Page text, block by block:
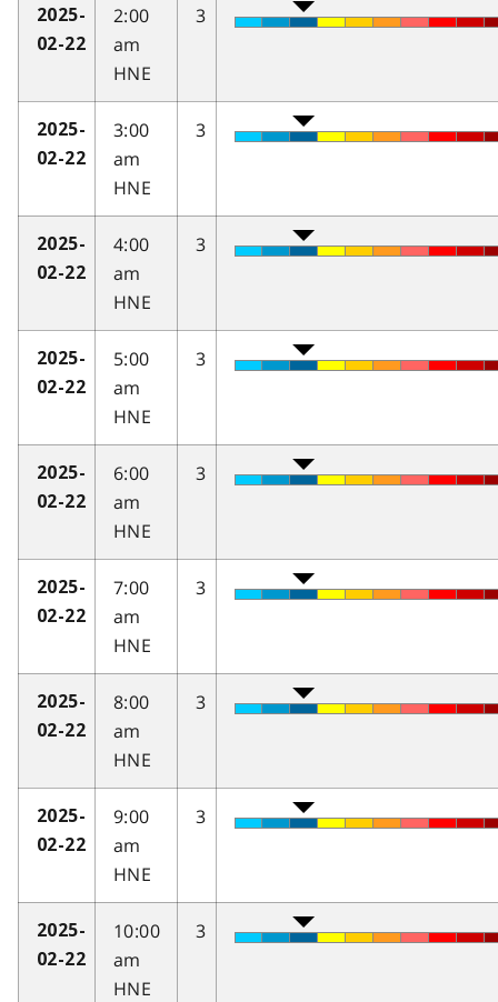
2025-
02-22
2:00
am
HNE
3
2025-
02-22
3:00
am
HNE
3
2025-
02-22
4:00
am
HNE
3
2025-
02-22
5:00
am
HNE
3
2025-
02-22
6:00
am
HNE
3
2025-
02-22
7:00
am
HNE
3
2025-
02-22
8:00
am
HNE
3
2025-
02-22
9:00
am
HNE
3
2025-
02-22
10:00
am
HNE
3